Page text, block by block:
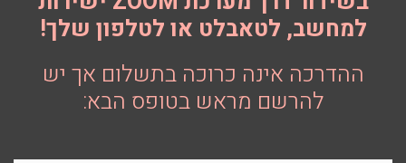
למחשב, לטאבלט או לטלפון שלך!
ההדרכה אינה כרוכה בתשלום אך יש
להרשם מראש בטופס הבא: